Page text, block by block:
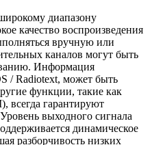
диапазону
качество воспроизведения
вручную или
каналов могут быть
Информация
/ Radiotext, может быть
функции, такие как
всегда гарантируют
выходного сигнала
динамическое
разборчивость низких